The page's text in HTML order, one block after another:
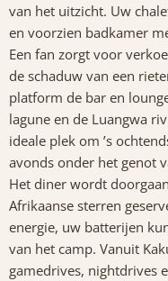
van het uitzicht. Uw
en voorzien badkamer
Een fan zorgt voor
de schaduw van een
platform de bar en
lagune en de Luangwa
ideale plek om ’s
avonds onder het genot
Het diner wordt
Afrikaanse sterren
energie, uw batterijen
van het camp. Vanuit
gamedrives, nightdrives